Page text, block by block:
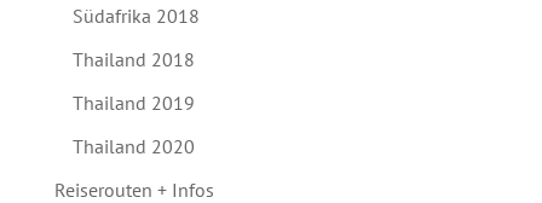
Südafrika 2018
Thailand 2018
Thailand 2019
Thailand 2020
Reiserouten + Infos